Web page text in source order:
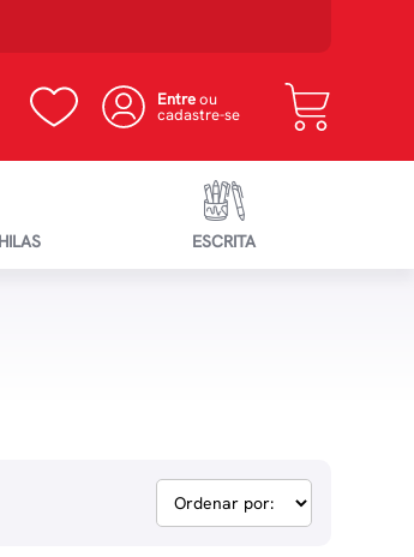
Entreou
cadastre-se
ESCRITA